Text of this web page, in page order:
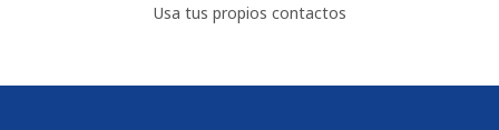
Usa tus propios contactos